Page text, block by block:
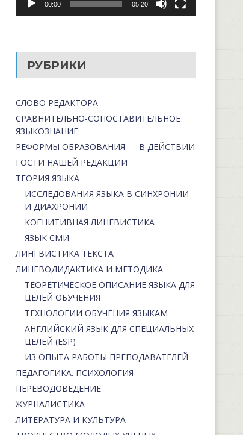
00:00 05:20
РУБРИКИ
СЛОВО РЕДАКТОРА
СРАВНИТЕЛЬНО-СОПОСТАВИТЕЛЬНОЕ
ЯЗЫКОЗНАНИЕ
РЕФОРМЫ ОБРАЗОВАНИЯ — В ДЕЙСТВИИ
ГОСТИ НАШЕЙ РЕДАКЦИИ
ТЕОРИЯ ЯЗЫКА
ИССЛЕДОВАНИЯ ЯЗЫКА В СИНХРОНИИ
И ДИАХРОНИИ
КОГНИТИВНАЯ ЛИНГВИСТИКА
ЯЗЫК СМИ
ЛИНГВИСТИКА ТЕКСТА
ЛИНГВОДИДАКТИКА И МЕТОДИКА
ТЕОРЕТИЧЕСКОЕ ОПИСАНИЕ ЯЗЫКА ДЛЯ
ЦЕЛЕЙ ОБУЧЕНИЯ
ТЕХНОЛОГИИ ОБУЧЕНИЯ ЯЗЫКАМ
АНГЛИЙСКИЙ ЯЗЫК ДЛЯ СПЕЦИАЛЬНЫХ
ЦЕЛЕЙ (ESP)
ИЗ ОПЫТА РАБОТЫ ПРЕПОДАВАТЕЛЕЙ
ПЕДАГОГИКА. ПСИХОЛОГИЯ
ПЕРЕВОДОВЕДЕНИЕ
ЖУРНАЛИСТИКА
ЛИТЕРАТУРА И КУЛЬТУРА